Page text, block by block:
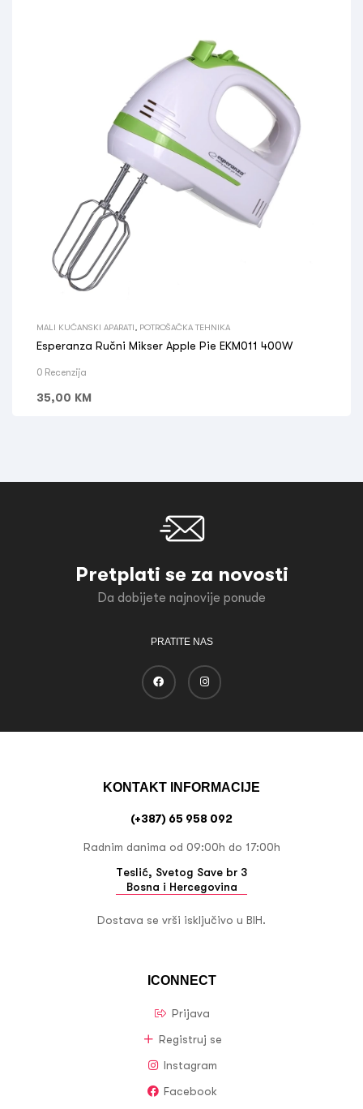
MALI KUĆANSKI APARATI POTROŠAČKA TEHNIKA
Esperanza Ručni Mikser Apple Pie EKM011 400W
0 Recenzija
35,00 KM
Pretplati se za novosti
Da dobijete najnovije ponude
PRATITE NAS
ICONNECT
Prijava
Registruj se
Instagram
Facebook
KONTAKT INFORMACIJE
(+387) 65 958 092
Radnim danima od 09:00h do 17:00h
Teslić, Svetog Save br 3
Bosna i Hercegovina
Dostava se vrši isključivo u BIH.